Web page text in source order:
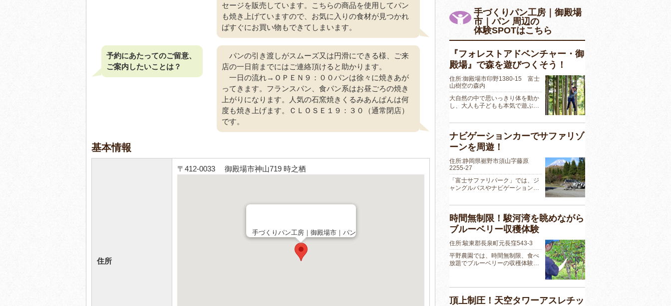
セージを販売しています。こちらの商品を使用してパン
も焼き上げていますので、お気に入りの食材が見つかれ
ばすぐにお買い物もできてしまいます。
予約にあたってのご留意、
ご案内したいことは？
パンの引き渡しがスムーズ又は円滑にできる様、ご来
店の一日前までにはご連絡頂けると助かります。
一日の流れ→ＯＰＥＮ９：００パンは徐々に焼きあが
ってきます。フランスパン、食パン系はお昼ごろの焼き
上がりになります。人気の石窯焼きくるみあんぱんは何
度も焼き上げます。ＣＬＯＳＥ１９：３０（通常閉店）
です。
基本情報
住所
〒412-0033 御殿場市神山719 時之栖
手づくりパン工房｜御殿場市｜パン
手づくりパン工房｜御殿場
市｜パン 周辺の
体験SPOTはこちら
『フォレストアドベンチャー・御
殿場』で森を遊びつくそう！
住所:御殿場市印野1380-15 富士
山樹空の森内
大自然の中で思いっきり体を動か
し、大人も子どもも本気で遊ぶ…
ナビゲーションカーでサファリゾ
ーンを周遊！
住所:静岡県裾野市須山字藤原
2255-27
「富士サファリパーク」では、ジ
ャングルバスやナビゲーション…
時間無制限！駿河湾を眺めながら
ブルーベリー収穫体験
住所:駿東郡長泉町元長窪543-3
平野農園では、時間無制限、食べ
放題でブルーベリーの収穫体験…
頂上制圧！天空タワーアスレチッ